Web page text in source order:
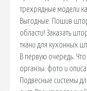
трехрядные модели
Выгодные. Пошив
области! Заказать
ткани для кухонных
В первую очередь.
органзы: фото и
Подвесные системы